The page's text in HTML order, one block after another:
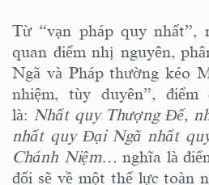
Từ “vạn pháp quy nhất”,
quan điểm nhị nguyên,
Ngã và Pháp thường kéo
nhiệm, tùy duyên”,
là: Nhất quy Thượng Đế,
nhất quy Đại Ngã nhất
Chánh Niệm… nghĩa là
đối sẽ về một thế lực toàn